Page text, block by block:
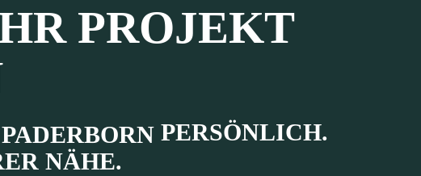
PROJEKT
PERSÖNLICH.
NÄHE.